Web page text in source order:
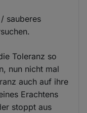
sauberes
Toleranz so
nun nicht mal
auch auf ihre
Erachtens
stoppt aus